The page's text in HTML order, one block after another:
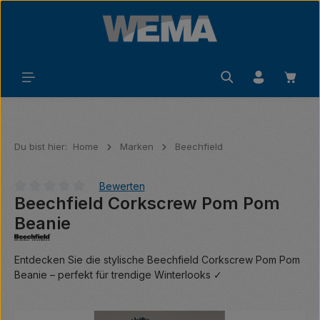
Zum Hauptinhalt springen
Du bist hier: Home Marken Beechfield
Durchschnittliche Bewertung von 0 von 5 Sternen
Bewerten
Beechfield Corkscrew Pom Pom
Beanie
Entdecken Sie die stylische Beechfield Corkscrew Pom Pom
Beanie – perfekt für trendige Winterlooks ✓